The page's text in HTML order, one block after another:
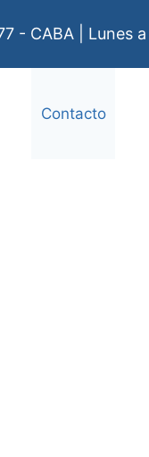
- CABA | Lunes
Contacto